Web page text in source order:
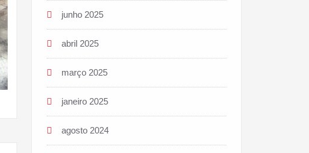
junho 2025
abril 2025
março 2025
janeiro 2025
agosto 2024